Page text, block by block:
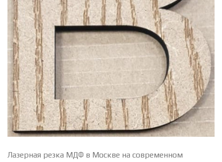
Лазерная резка МДФ в Москве на современном